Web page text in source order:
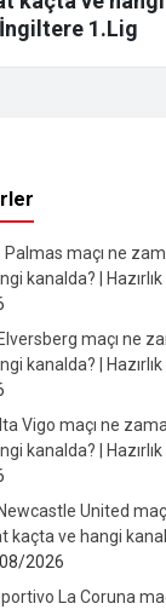
1.Lig
Palmas maçı ne
kanalda? | Hazırlık
maçı ne
kanalda? | Hazırlık
Vigo maçı ne
kanalda? | Hazırlık
United
kaçta ve hangi
2026
La Coruna